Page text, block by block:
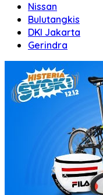
Nissan
Bulutangkis
DKI Jakarta
Gerindra